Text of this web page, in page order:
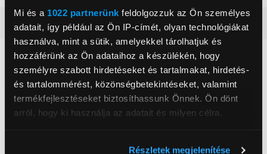
Mi és a 1022 partnerünk feldolgozzuk az Ön személyes
adatait, így például az Ön IP-címét, olyan technológiákat
használva, mint a sütik, amelyekkel tárolhatjuk és
hozzáférünk az Ön adataihoz a készülékén, hogy
személyre szabott hirdetéseket és tartalmakat, hirdetés-
és tartalommérést, közönségbetekintéseket, valamint
termékfejlesztéseket biztosíthassunk Önnek. Ön dönt
arról, hogy ki használja az adatait és milyen célra.
Részletek megjelenítése
Részletes ismertető
Neked ajánljuk